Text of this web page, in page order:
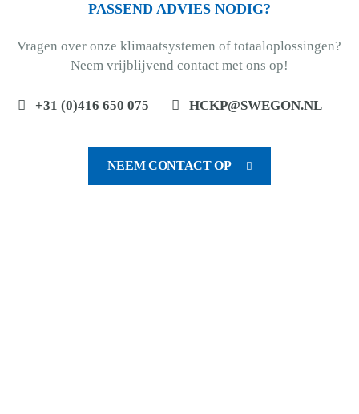
PASSEND ADVIES NODIG?
Vragen over onze klimaatsystemen of totaaloplossingen?
Neem vrijblijvend contact met ons op!
+31 (0)416 650 075 HCKP@SWEGON.NL
NEEM CONTACT OP